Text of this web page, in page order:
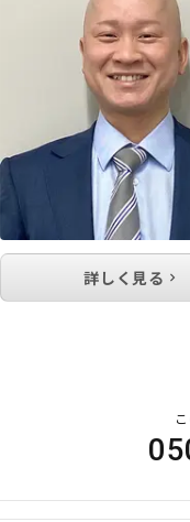
詳しく見る